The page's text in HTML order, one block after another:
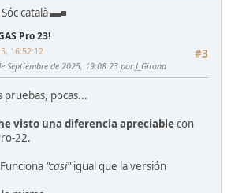
català ▬■
Pro 23!
#3
16:52:12
Septiembre de 2025, 19:08:23 por J_Girona
pruebas, pocas...
visto una diferencia apreciablecon
22.
"casi"igual que la versión